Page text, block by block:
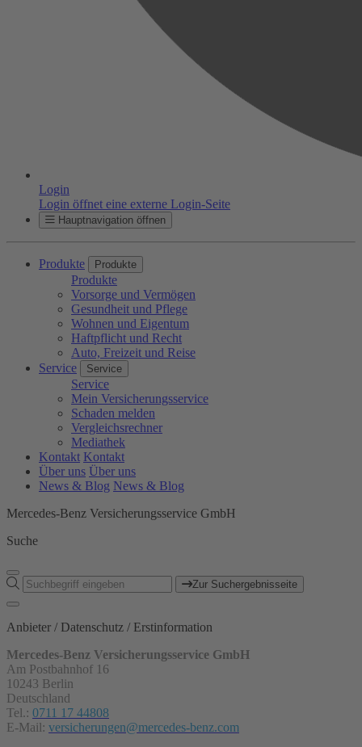
Login
Login öffnet eine externe Login-Seite
Hauptnavigation öffnen
Produkte Produkte
Produkte
Vorsorge und Vermögen
Gesundheit und Pflege
Wohnen und Eigentum
Haftpflicht und Recht
Auto, Freizeit und Reise
Service
Service
Service
Mein Versicherungsservice
Schaden melden
Vergleichsrechner
Mediathek
Kontakt Kontakt
Über uns Über uns
News & Blog News & Blog
Mercedes-Benz Versicherungsservice GmbH
Suche
Zur Suchergebnisseite
Anbieter / Datenschutz / Erstinformation
Mercedes-Benz Versicherungsservice GmbH
Am Postbahnhof 16
10243 Berlin
Deutschland
Tel.: 0711 17 44808
E-Mail: versicherungen@mercedes-benz.com